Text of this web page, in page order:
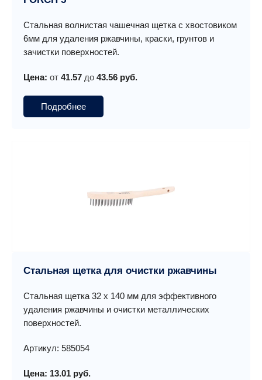
Стальная волнистая чашечная щетка с хвостовиком
6мм для удаления ржавчины, краски, грунтов и
зачистки поверхностей.
Цена: от 41.57 до 43.56 руб.
Подробнее
Стальная щетка для очистки ржавчины
Стальная щетка 32 х 140 мм для эффективного
удаления ржавчины и очистки металлических
поверхностей.
Артикул: 585054
Цена: 13.01 руб.